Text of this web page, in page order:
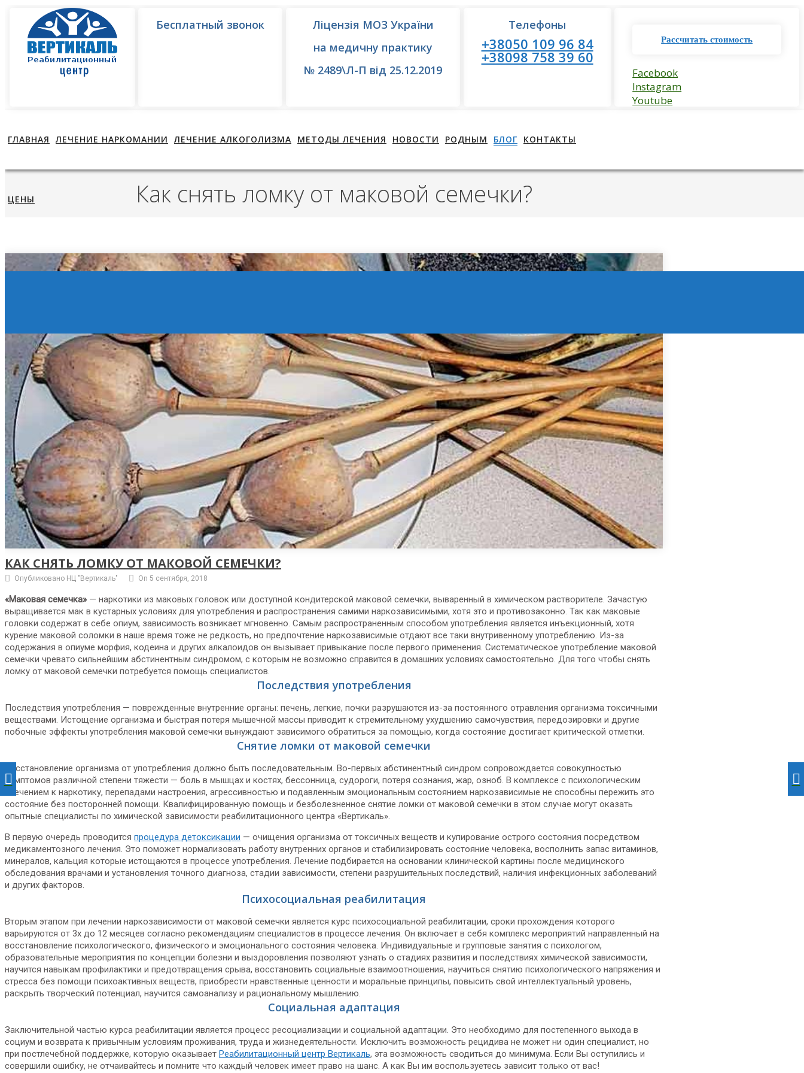
Бесплатный звонок
Ліцензія МОЗ України
на медичну практику
№ 2489\Л-П від 25.12.2019
Телефоны
+38050 109 96 84
+38098 758 39 60
Рассчитать стоимость
Facebook
Instagram
Youtube
ГЛАВНАЯ ЛЕЧЕНИЕ НАРКОМАНИИ ЛЕЧЕНИЕ АЛКОГОЛИЗМА МЕТОДЫ ЛЕЧЕНИЯ НОВОСТИ РОДНЫМ БЛОГ КОНТАКТЫ
ЦЕНЫ Как снять ломку от маковой семечки?
КАК СНЯТЬ ЛОМКУ ОТ МАКОВОЙ СЕМЕЧКИ?
Опубликовано НЦ "Вертикаль" On 5 сентября, 2018
«Маковая семечка» — наркотики из маковых головок или доступной кондитерской маковой семечки, вываренный в химическом растворителе. Зачастую
выращивается мак в кустарных условиях для употребления и распространения самими наркозависимыми, хотя это и противозаконно. Так как маковые
головки содержат в себе опиум, зависимость возникает мгновенно. Самым распространенным способом употребления является инъекционный, хотя
курение маковой соломки в наше время тоже не редкость, но предпочтение наркозависимые отдают все таки внутривенному употреблению. Из-за
содержания в опиуме морфия, кодеина и других алкалоидов он вызывает привыкание после первого применения. Систематическое употребление маковой
семечки чревато сильнейшим абстинентным синдромом, с которым не возможно справится в домашних условиях самостоятельно. Для того чтобы снять
ломку от маковой семечки потребуется помощь специалистов.
Последствия употребления
Последствия употребления — поврежденные внутренние органы: печень, легкие, почки разрушаются из-за постоянного отравления организма токсичными
веществами. Истощение организма и быстрая потеря мышечной массы приводит к стремительному ухудшению самочувствия, передозировки и другие
побочные эффекты употребления маковой семечки вынуждают зависимого обратиться за помощью, когда состояние достигает критической отметки.
Снятие ломки от маковой семечки
Восстановление организма от употребления должно быть последовательным. Во-первых абстинентный синдром сопровождается совокупностью
симптомов различной степени тяжести — боль в мышцах и костях, бессонница, судороги, потеря сознания, жар, озноб. В комплексе с психологическим
влечением к наркотику, перепадами настроения, агрессивностью и подавленным эмоциональным состоянием наркозависимые не способны пережить это
состояние без посторонней помощи. Квалифицированную помощь и безболезненное снятие ломки от маковой семечки в этом случае могут оказать
опытные специалисты по химической зависимости реабилитационного центра «Вертикаль».
В первую очередь проводится процедура детоксикации — очищения организма от токсичных веществ и купирование острого состояния посредством
медикаментозного лечения. Это поможет нормализовать работу внутренних органов и стабилизировать состояние человека, восполнить запас витаминов,
минералов, кальция которые истощаются в процессе употребления. Лечение подбирается на основании клинической картины после медицинского
обследования врачами и установления точного диагноза, стадии зависимости, степени разрушительных последствий, наличия инфекционных заболеваний
и других факторов.
Психосоциальная реабилитация
Вторым этапом при лечении наркозависимости от маковой семечки является курс психосоциальной реабилитации, сроки прохождения которого
варьируются от 3х до 12 месяцев согласно рекомендациям специалистов в процессе лечения. Он включает в себя комплекс мероприятий направленный на
восстановление психологического, физического и эмоционального состояния человека. Индивидуальные и групповые занятия с психологом,
образовательные мероприятия по концепции болезни и выздоровления позволяют узнать о стадиях развития и последствиях химической зависимости,
научится навыкам профилактики и предотвращения срыва, восстановить социальные взаимоотношения, научиться снятию психологического напряжения и
стресса без помощи психоактивных веществ, приобрести нравственные ценности и моральные принципы, повысить свой интеллектуальный уровень,
раскрыть творческий потенциал, научится самоанализу и рациональному мышлению.
Социальная адаптация
Заключительной частью курса реабилитации является процесс ресоциализации и социальной адаптации. Это необходимо для постепенного выхода в
социум и возврата к привычным условиям проживания, труда и жизнедеятельности. Исключить возможность рецидива не может ни один специалист, но
при постлечебной поддержке, которую оказывает Реабилитационный центр Вертикаль, эта возможность сводиться до минимума. Если Вы оступились и
совершили ошибку, не отчаивайтесь и помните что каждый человек имеет право на шанс. А как Вы им воспользуетесь зависит только от вас!